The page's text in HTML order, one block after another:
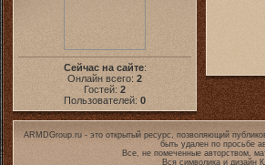
Сейчас на сайте:
Онлайн всего: 2
Гостей: 2
Пользователей: 0
ARMDGroup.ru - это открытый ресурс, позволяющий
быть удален по просьбе
Все, не помеченные авторством,
Вся символика и дизайн